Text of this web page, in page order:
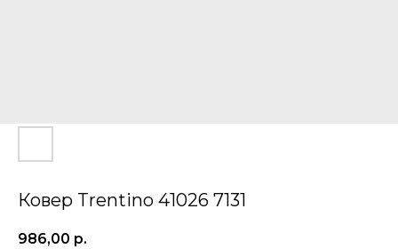
Ковер Trentino 41026 7131
986,00 р.